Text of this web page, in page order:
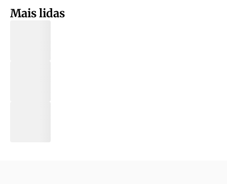
Mais lidas